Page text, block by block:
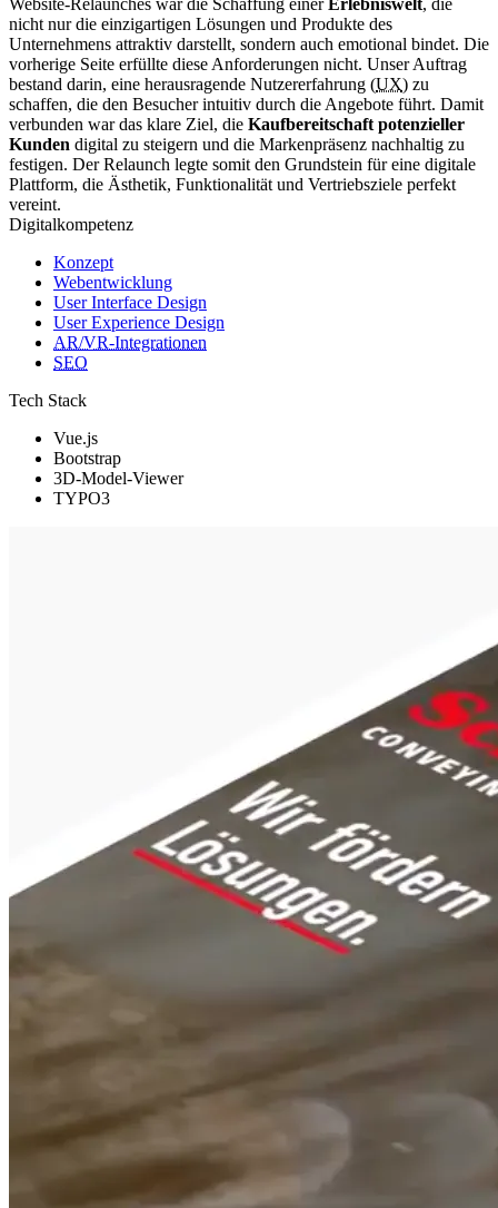
nicht nur die einzigartigen Lösungen und Produkte des
Unternehmens attraktiv darstellt, sondern auch emotional bindet. Die
vorherige Seite erfüllte diese Anforderungen nicht. Unser Auftrag
bestand darin, eine herausragende Nutzererfahrung (UX) zu
schaffen, die den Besucher intuitiv durch die Angebote führt. Damit
verbunden war das klare Ziel, die Kaufbereitschaft potenzieller
Kunden digital zu steigern und die Markenpräsenz nachhaltig zu
festigen. DerRelaunch legte somit den Grundstein für eine digitale
Plattform, die Ästhetik, Funktionalität und Vertriebsziele perfekt
vereint.
Digitalkompetenz
Konzept
Webentwicklung
User Interface Design
User Experience Design
AR/VR-Integrationen
SEO
Tech Stack
Vue.js
Bootstrap
3D-Model-Viewer
TYPO3